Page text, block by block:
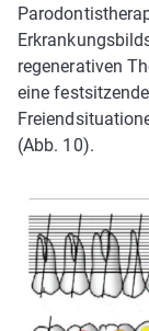
regenerativen
eine
(Abb. 10).